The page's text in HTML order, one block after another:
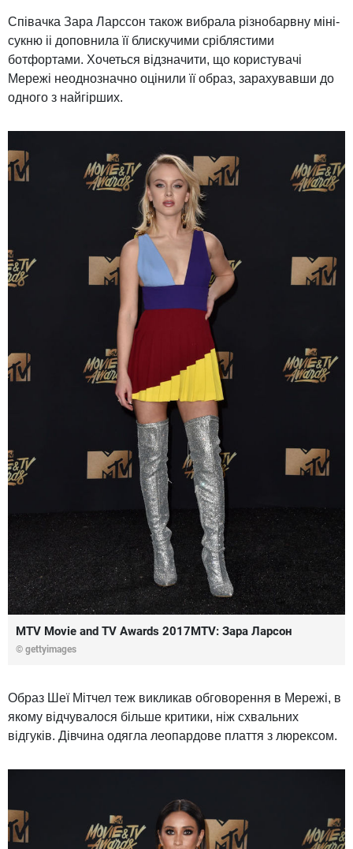
Співачка Зара Ларссон також вибрала різнобарвну міні-
сукню іі доповнила її блискучими сріблястими
ботфортами. Хочеться відзначити, що користувачі
Мережі неоднозначно оцінили її образ, зарахувавши до
одного з найгірших.
MTV Movie and TV Awards 2017MTV: Зара Ларсон
© gettyimages
Образ Шеї Мітчел теж викликав обговорення в Мережі, в
якому відчувалося більше критики, ніж схвальних
відгуків. Дівчина одягла леопардове плаття з люрексом.